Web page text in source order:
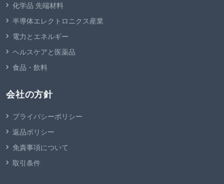
化学品 先端材料
半導体エレクトロニクス産業
電力とエネルギー
ヘルスケアと医薬品
食品・飲料
会社の方針
プライバシーポリシー
返品ポリシー
免責事項について
取引条件